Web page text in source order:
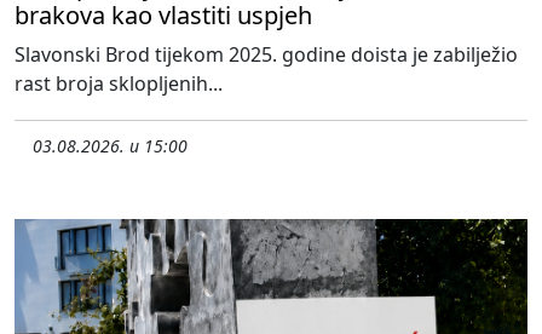
brakova kao vlastiti uspjeh
Slavonski Brod tijekom 2025. godine doista je zabilježio
rast broja sklopljenih...
03.08.2026. u 15:00